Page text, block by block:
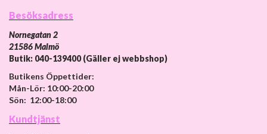
Besöksadress
Nornegatan 2
21586 Malmö
Butik: 040-139400 (Gäller ej webbshop)
Butikens Öppettider:
Mån-Lör: 10:00-20:00
Sön: 12:00-18:00
Kundtjänst